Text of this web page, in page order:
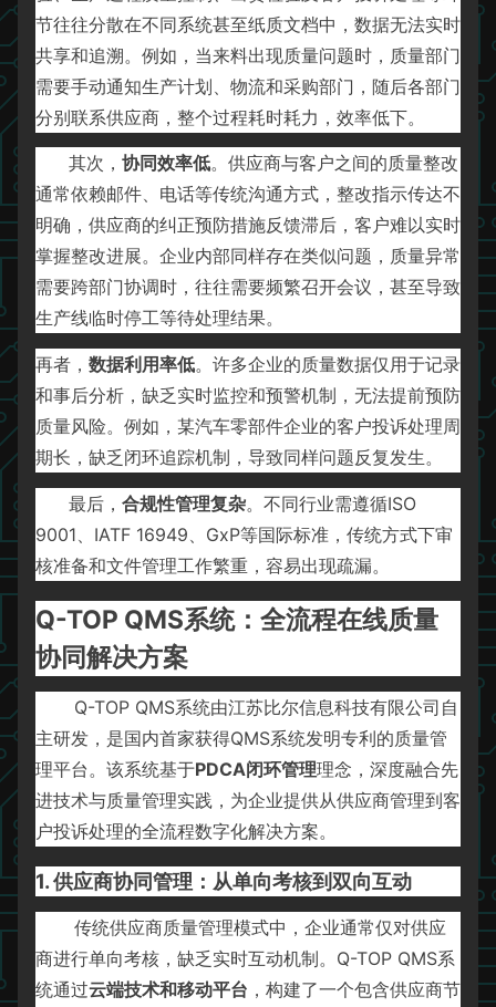
节往往分散在不同系统甚至纸质文档中，数据无法实时
共享和追溯。例如，当来料出现质量问题时，质量部门
需要手动通知生产计划、物流和采购部门，随后各部门
分别联系供应商，整个过程耗时耗力，效率低下。
其次， 协同效率低。供应商与客户之间的质量整改
通常依赖邮件、电话等传统沟通方式，整改指示传达不
明确，供应商的纠正预防措施反馈滞后，客户难以实时
掌握整改进展。企业内部同样存在类似问题，质量异常
需要跨部门协调时，往往需要频繁召开会议，甚至导致
生产线临时停工等待处理结果。
再者， 数据利用率低。许多企业的质量数据仅用于记录
和事后分析，缺乏实时监控和预警机制，无法提前预防
质量风险。例如，某汽车零部件企业的客户投诉处理周
期长，缺乏闭环追踪机制，导致同样问题反复发生。
最后， 合规性管理复杂。不同行业需遵循ISO
9001、IATF 16949、GxP等国际标准，传统方式下审
核准备和文件管理工作繁重，容易出现疏漏。
Q-TOP QMS系统：全流程在线质量
协同解决方案
Q-TOP QMS系统由江苏比尔信息科技有限公司自
主研发，是国内首家获得QMS系统发明专利的质量管
理平台。该系统基于PDCA闭环管理理念，深度融合先
进技术与质量管理实践，为企业提供从供应商管理到客
户投诉处理的全流程数字化解决方案。
1. 供应商协同管理：从单向考核到双向互动
传统供应商质量管理模式中，企业通常仅对供应
商进行单向考核，缺乏实时互动机制。Q-TOP QMS系
统通过云端技术和移动平台 ，构建了一个包含供应商节